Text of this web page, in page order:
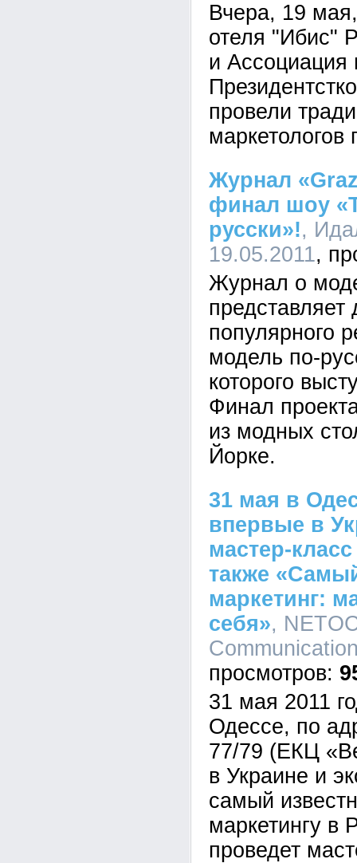
Вчера, 19
отеля "Ибис"
и Ассоциация
провели
маркетологов
Журнал
финал шоу
русски»!,
19.05.2011
Журнал о
популярного
модель по-
которого
Финал
из модных
Йорке.
31 мая в
впервые в
мастер-
также
маркетинг:
себя»,
31 мая 2011
Одессе, по
77/79 (ЕКЦ
в Украине и
самый
маркетингу в
проведет